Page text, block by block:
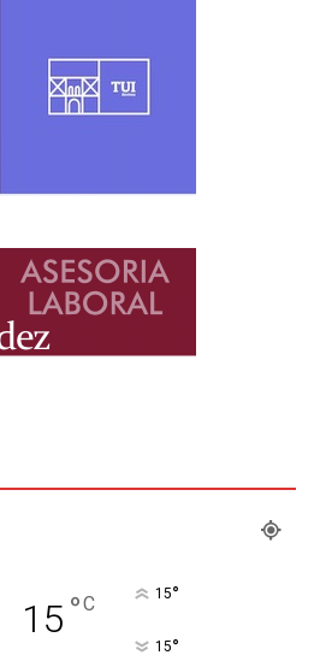
15 °C 15°
15°